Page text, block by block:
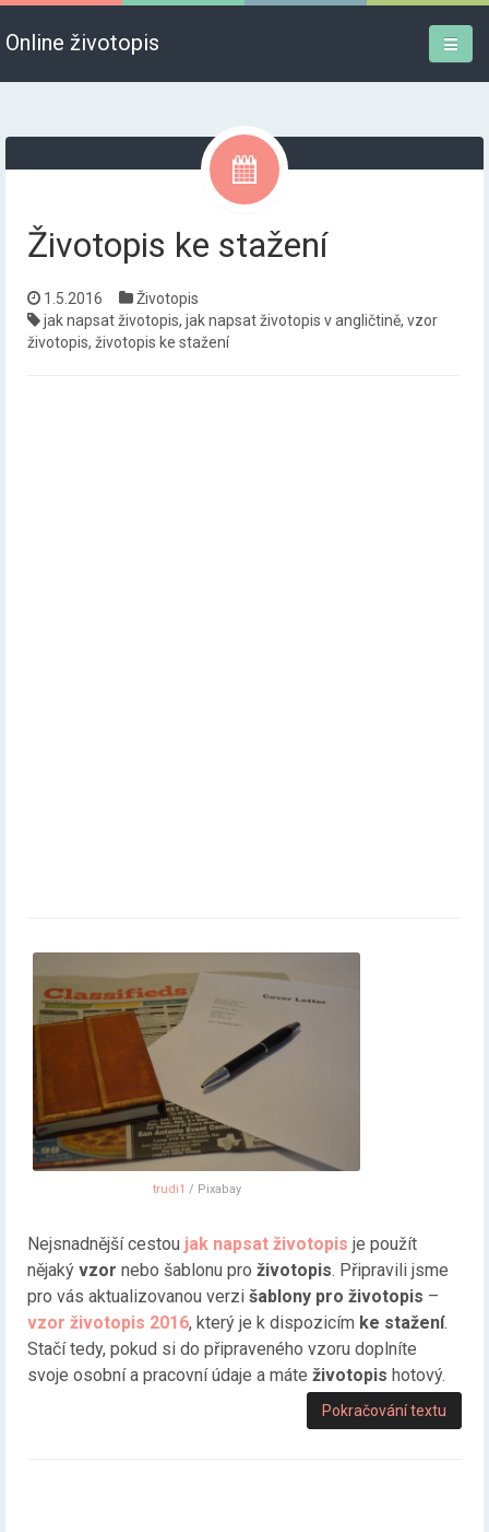
Online životopis
Životopis ke stažení
1.5.2016
Životopis
jak napsat životopis, jak napsat životopis v angličtině, vzor
životopis, životopis ke stažení
trudi1 / Pixabay
Nejsnadnější cestou jak napsat životopis je použít
nějaký vzor nebo šablonu pro životopis. Připravili jsme
pro vás aktualizovanou verzi šablony pro životopis –
vzor životopis 2016, který je k dispozicím ke stažení.
Stačí tedy, pokud si do připraveného vzoru doplníte
svoje osobní a pracovní údaje a máte životopis hotový.
Pokračování textu